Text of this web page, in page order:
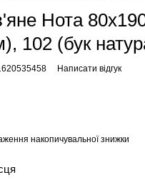
Нота
102 (бук
Написати відгук
накопичувальної знижки